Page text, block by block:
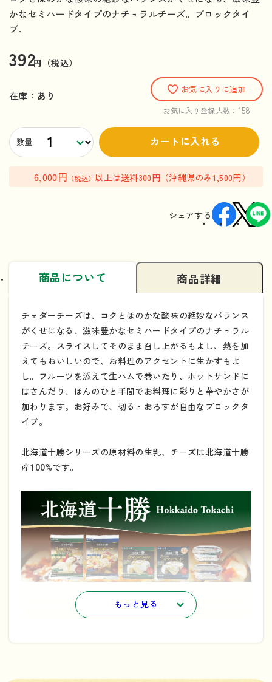
かなセミハードタイプのナチュラルチーズ。ブロックタイ
プ。
392円（税込）
在庫： あり
お気に入りに追加
お気に入り登録人数： 158
数量 カートに入れる
6,000円 （税込）以上は送料300円（沖縄県のみ1,500円）
シェアする
商品について 商品詳細
チェダーチーズは、コクとほのかな酸味の絶妙なバランス
がくせになる、滋味豊かなセミハードタイプのナチュラル
チーズ。スライスしてそのまま召し上がるもよし、熱を加
えてもおいしいので、お料理のアクセントに生かすもよ
し。フルーツを添えて生ハムで巻いたり、ホットサンドに
はさんだり、ほんのひと手間でお料理に彩りと華やかさが
加わります。お好みで、切る・おろすが自由なブロックタ
イプ。
北海道十勝シリーズの原材料の生乳、チーズは北海道十勝
産100%です。
もっと見る